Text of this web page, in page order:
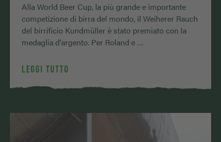
Alla World Beer Cup, la più grande e importante
competizione di birra del mondo, il Weiherer Rauch
del birrificio Kundmüller è stato premiato con la
medaglia d'argento. Per Roland e …
LEGGI TUTTO